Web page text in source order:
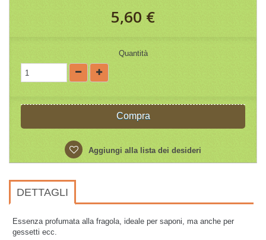
5,60 €
Quantità
Compra
Aggiungi alla lista dei desideri
DETTAGLI
Essenza profumata alla fragola, ideale per saponi, ma anche per
gessetti ecc.